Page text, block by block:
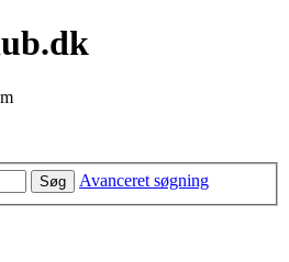
Søg Avanceret søgning